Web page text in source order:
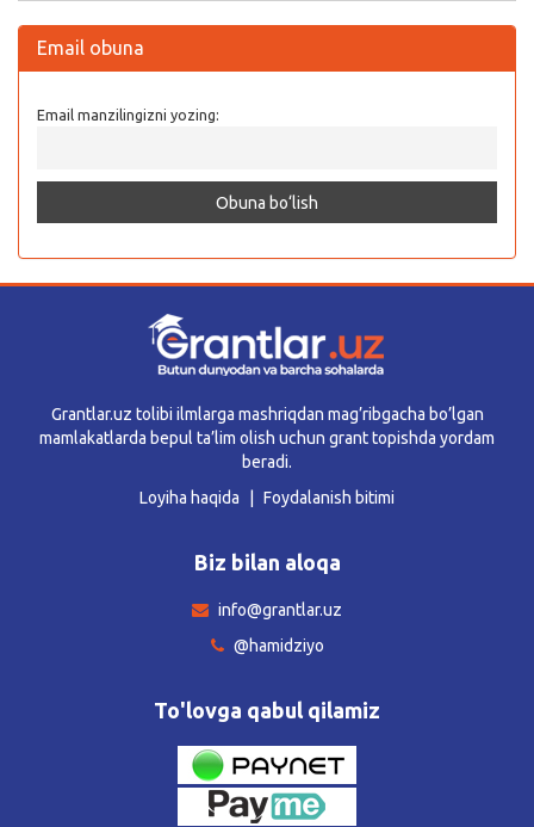
Email obuna
Email manzilingizni yozing:
Grantlar.uz tolibi ilmlarga mashriqdan mag’ribgacha bo’lgan
mamlakatlarda bepul ta’lim olish uchun grant topishda yordam
beradi.
Loyiha haqida
Foydalanish bitimi
Biz bilan aloqa
info@grantlar.uz
@hamidziyo
To'lovga qabul qilamiz